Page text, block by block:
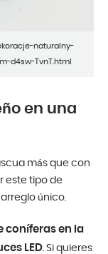
naturalny-
d4sw-TvnT.html
en una
más que con
este tipo de
único.
coníferas en la
LED . Si quieres